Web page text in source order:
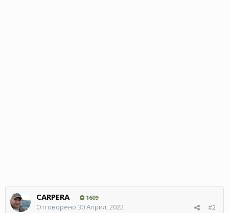
CARPERA 1609
#2
Отговорено 30 Април, 2022